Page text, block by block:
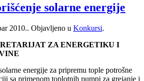
solarne energije
2010.. Objavljeno u Konkursi.
ZA ENERGETIKU I
energije za pripremu tople potrošne
sa primenom toplotnih pumpi za grejanje i